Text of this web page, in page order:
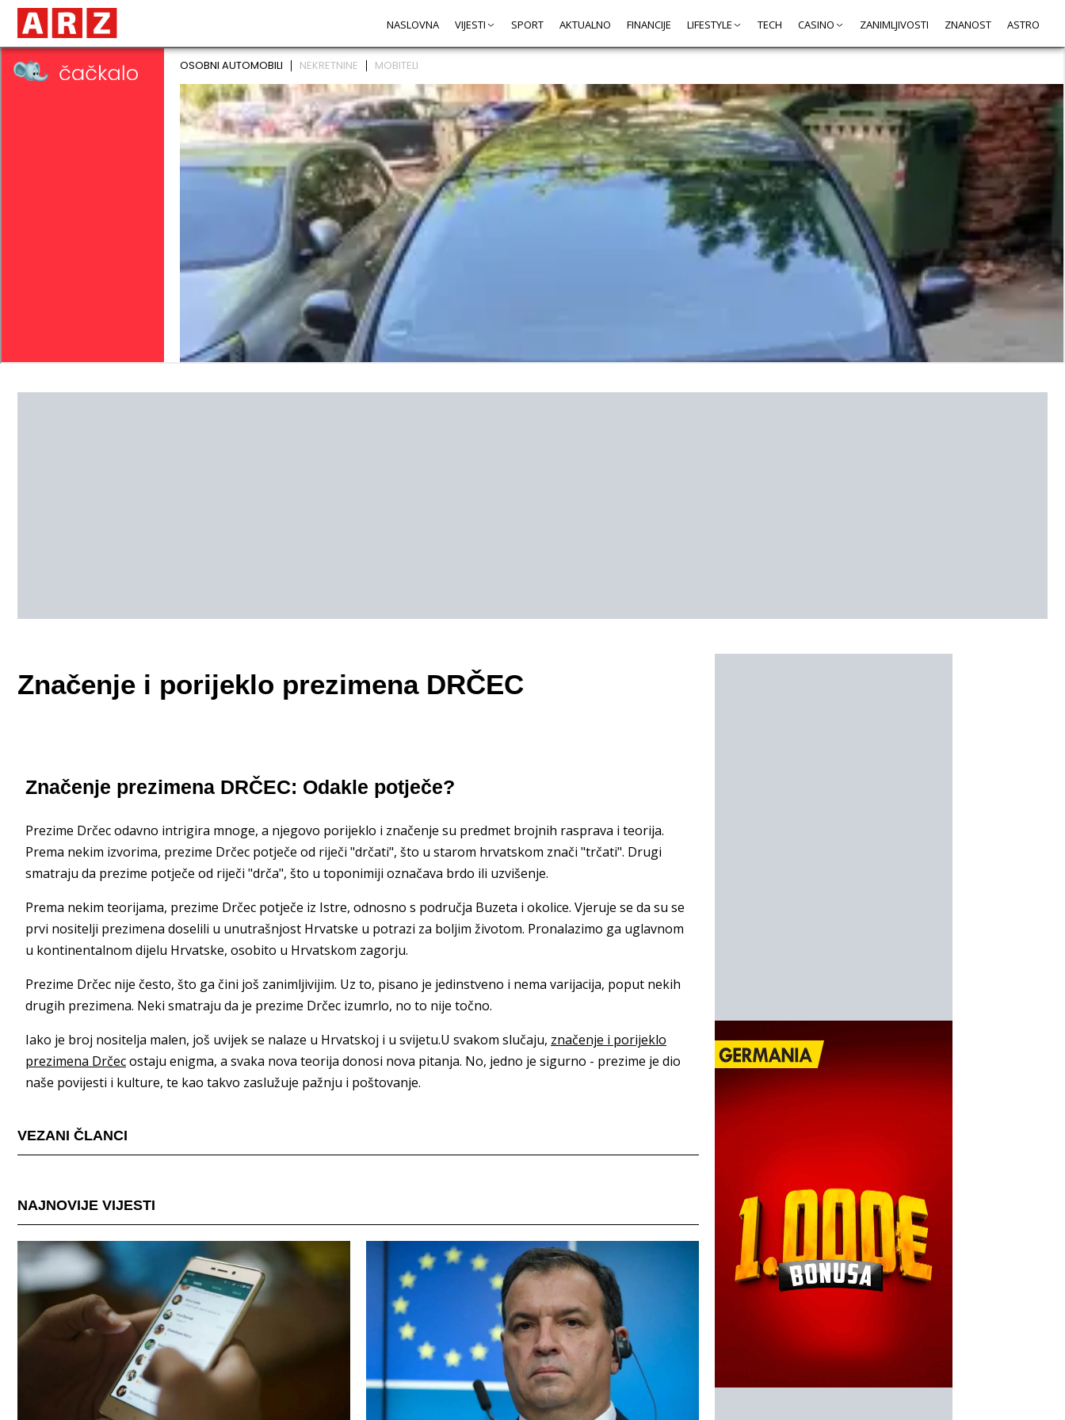
NASLOVNA VIJESTI SPORT AKTUALNO FINANCIJE LIFESTYLE TECH CASINO ZANIMLJIVOSTI ZNANOST ASTRO
Značenje i porijeklo prezimena DRČEC
Značenje prezimena DRČEC: Odakle potječe?
Prezime Drčec odavno intrigira mnoge, a njegovo porijeklo i značenje su predmet brojnih rasprava i teorija.
Prema nekim izvorima, prezime Drčec potječe od riječi "drčati", što u starom hrvatskom znači "trčati". Drugi
smatraju da prezime potječe od riječi "drča", što u toponimiji označava brdo ili uzvišenje.
Prema nekim teorijama, prezime Drčec potječe iz Istre, odnosno s područja Buzeta i okolice. Vjeruje se da su se
prvi nositelji prezimena doselili u unutrašnjost Hrvatske u potrazi za boljim životom. Pronalazimo ga uglavnom
u kontinentalnom dijelu Hrvatske, osobito u Hrvatskom zagorju.
Prezime Drčec nije često, što ga čini još zanimljivijim. Uz to, pisano je jedinstveno i nema varijacija, poput nekih
drugih prezimena. Neki smatraju da je prezime Drčec izumrlo, no to nije točno.
Iako je broj nositelja malen, još uvijek se nalaze u Hrvatskoj i u svijetu.U svakom slučaju, značenje i porijeklo
prezimena Drčecostaju enigma, a svaka nova teorija donosi nova pitanja. No, jedno je sigurno - prezime je dio
naše povijesti i kulture, te kao takvo zaslužuje pažnju i poštovanje.
VEZANI ČLANCI
NAJNOVIJE VIJESTI